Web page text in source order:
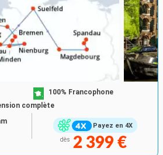
Payez en 4X
100% Francophone
complète
dès 2 399 €